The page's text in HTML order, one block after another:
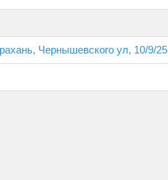
Чернышевского ул, 10/9/25